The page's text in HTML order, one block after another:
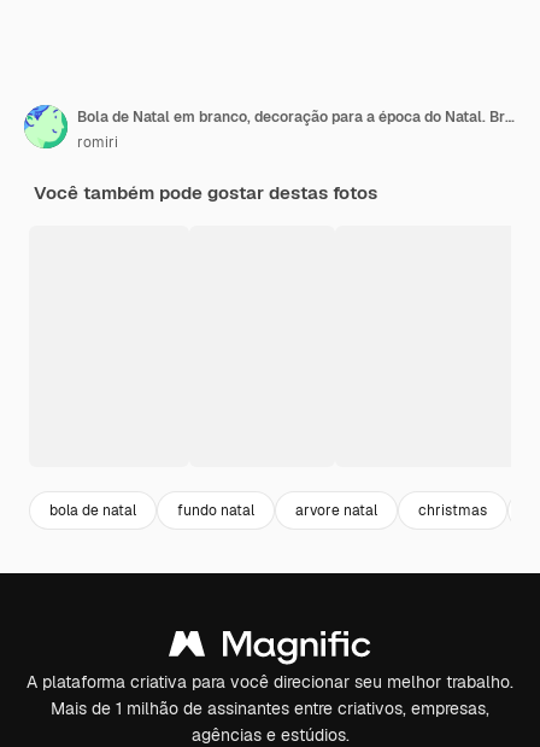
Bola de Natal em branco, decoração para a época do Natal. Brinquedo de Natal para decoração de um pinheiro.
romiri
Você também pode gostar destas fotos
bola de natal fundo natal arvore natal christmas
A plataforma criativa para você direcionar seu melhor trabalho.
Mais de 1 milhão de assinantes entre criativos, empresas,
agências e estúdios.